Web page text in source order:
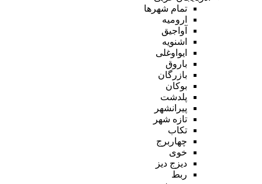
تمام شهر‌ها
ارومیه
آواجیق
اشنویه
ایواوغلی
باروق
بازرگان
بوکان
پلدشت
پیرانشهر
تازه شهر
تکاب
چهاربرج
خوی
دیزج دیز
ربط